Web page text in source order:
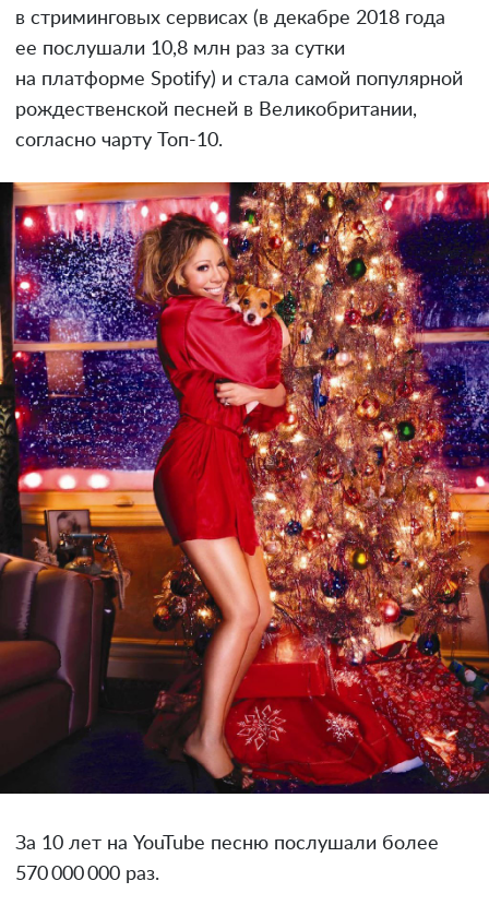
в стриминговых сервисах (в декабре 2018 года
ее послушали 10,8 млн раз за сутки
на платформе Spotify) и стала самой популярной
рождественской песней в Великобритании,
согласно чарту Топ-10.
За 10 лет на YouTube песню послушали более
570 000 000 раз.